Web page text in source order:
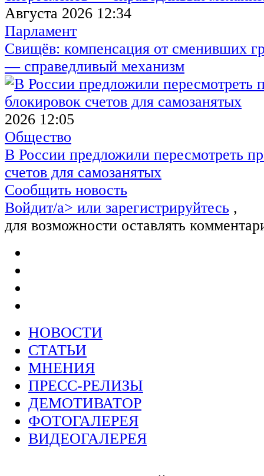
Августа 2026 12:34
Парламент
Свищёв: компенсация от сменивших
— справедливый механизм
2026 12:05
Общество
В России предложили пересмотреть
счетов для самозанятых
Сообщить новость
Войдит/a> или зарегистрируйтесь ,
для возможности оставлять
НОВОСТИ
СТАТЬИ
МНЕНИЯ
ПРЕСС-РЕЛИЗЫ
ДЕМОТИВАТОР
ФОТОГАЛЕРЕЯ
ВИДЕОГАЛЕРЕЯ